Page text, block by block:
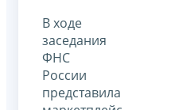
В ходе
заседания
ФНС
России
представила